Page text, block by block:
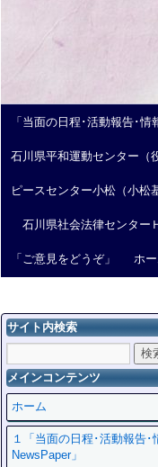
「当面の日程･活動報告･情
石川県平和運動センター（
ピースセンター小松（小松
石川県社会法律センター
「ご意見をどうぞ」 ホ
サイト内検索
メインコンテンツ
ホーム
１「当面の日程･活動報告･
NewsPaper」